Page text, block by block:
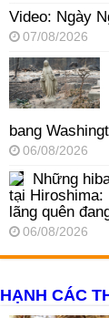
Video: Ngày
07/08/2026
bang
06/08/2026
Những
tại
lãng quên
06/08/2026
HẠNH CÁC